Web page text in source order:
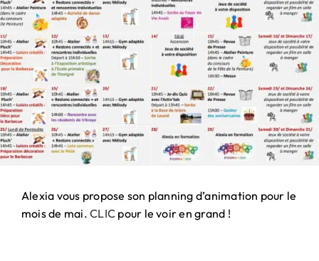
& MÉCÉNAT
Alexia vous propose son planning d’animation pour le
mois de mai.CLIC pour le voir en grand !